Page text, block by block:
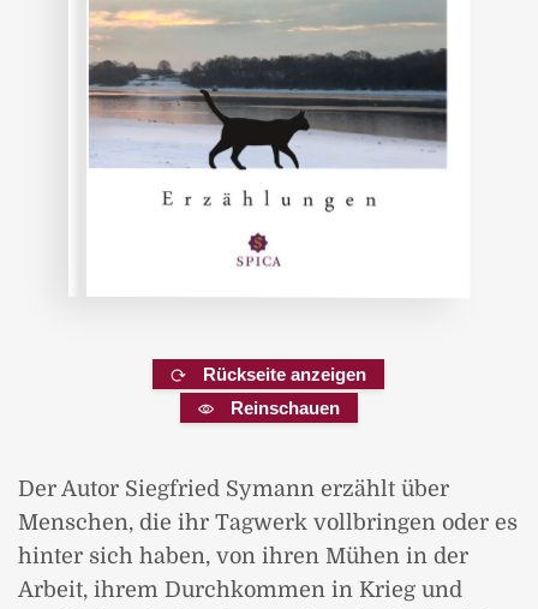
Rückseite anzeigen
Reinschauen
Der Autor Siegfried Symann erzählt über
Menschen, die ihr Tagwerk vollbringen oder es
hinter sich haben, von ihren Mühen in der
Arbeit, ihrem Durchkommen in Krieg und